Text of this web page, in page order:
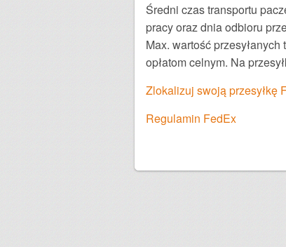
Średni czas transportu
pracy oraz dnia odbioru
Max. wartość
opłatom celnym. Na
Zlokalizuj swoją przesyłkę
Regulamin FedEx